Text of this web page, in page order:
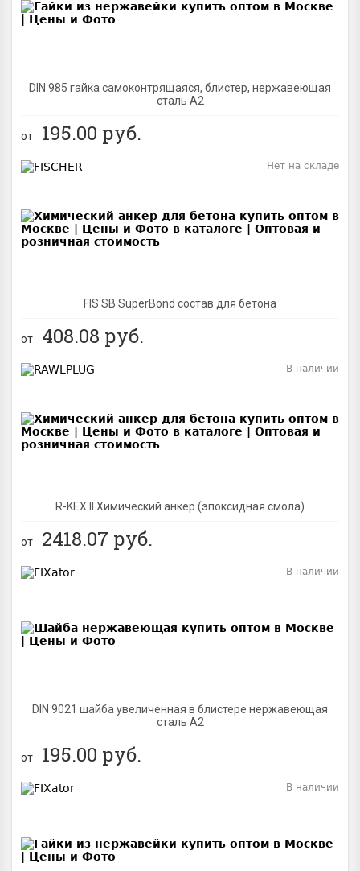
DIN 985 гайка самоконтрящаяся, блистер, нержавеющая
сталь A2
от 195.00 руб.
FIS SB SuperBond состав для бетона
Нет на складе
от 408.08 руб.
R-KEX II Химический анкер (эпоксидная смола)
В наличии
от 2418.07 руб.
DIN 9021 шайба увеличенная в блистере нержавеющая
сталь A2
В наличии
от 195.00 руб.
В наличии